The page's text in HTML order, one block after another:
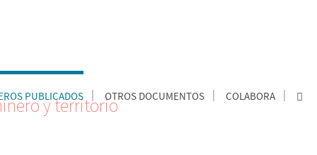
PUBLICADOS OTROS DOCUMENTOS COLABORA
y territorio